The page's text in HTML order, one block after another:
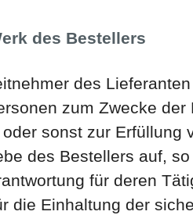
des Bestellers
des
zum Zwecke
sonst zur Erfüllung
des Bestellers auf,
für deren
die Einhaltung der